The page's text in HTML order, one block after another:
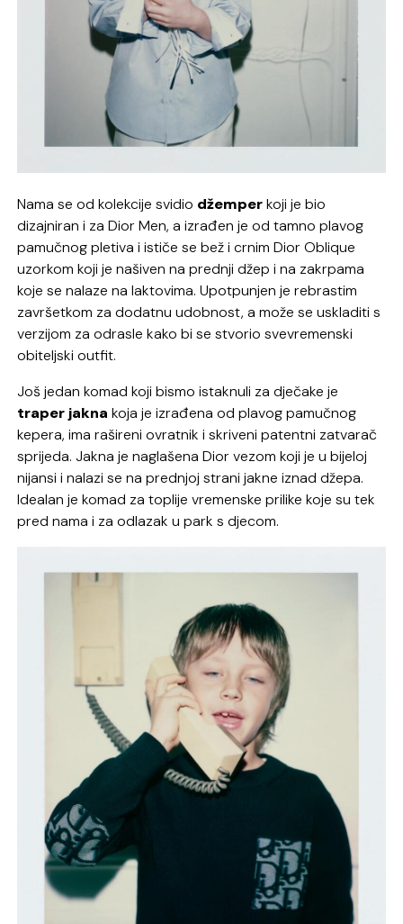
Nama se od kolekcije svidio džemperkoji je bio
dizajniran i za Dior Men, a izrađen je od tamno plavog
pamučnog pletiva i ističe se bež i crnim Dior Oblique
uzorkom koji je našiven na prednji džep i na zakrpama
koje se nalaze na laktovima. Upotpunjen je rebrastim
završetkom za dodatnu udobnost, a može se uskladiti s
verzijom za odrasle kako bi se stvorio svevremenski
obiteljski outfit.
Još jedan komad koji bismo istaknuli za dječake je
traper jakna koja je izrađena od plavog pamučnog
kepera, ima rašireni ovratnik i skriveni patentni zatvarač
sprijeda. Jakna je naglašena Dior vezom koji je u bijeloj
nijansi i nalazi se na prednjoj strani jakne iznad džepa.
Idealan je komad za toplije vremenske prilike koje su tek
pred nama i za odlazak u park s djecom.